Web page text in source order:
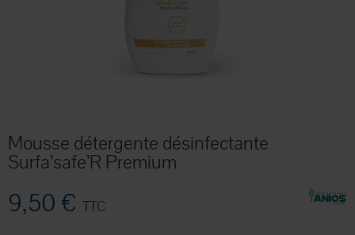
Mousse détergente désinfectante
Surfa’safe’R Premium
9,50 € TTC